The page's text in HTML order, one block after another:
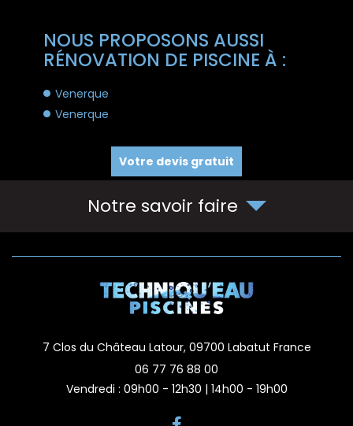
NOUS PROPOSONS AUSSI
RÉNOVATION DE PISCINE À :
Venerque
Venerque
Votre devis gratuit
Notre savoir faire
7 Clos du Château Latour, 09700 Labatut France
06 77 76 88 00
Vendredi : 09h00 - 12h30 | 14h00 - 19h00